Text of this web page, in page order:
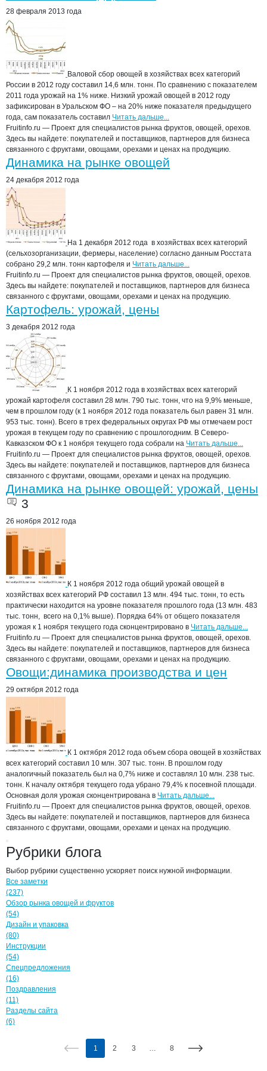
28 февраля 2013 года
Валовой сбор овощей в хозяйствах всех категорий
России в 2012 году составил 14,6 млн. тонн. По сравнению с показателем
2011 года урожай на 1% ниже. Низкий урожай овощей в 2012 году
зафиксирован в Уральском ФО – на 20% ниже показателя предыдущего
года, сам показатель составил Читать дальше...
Fruitinfo.ru — Проект для специалистов рынка фруктов, овощей, орехов.
Здесь вы найдете: покупателей и поставщиков, партнеров для бизнеса
связанного с фруктами, овощами, орехами и ценах на продукцию.
Динамика на рынке овощей
24 декабря 2012 года
На 1 декабря 2012 года в хозяйствах всех категорий
(сельхозорганизации, фермеры, население) согласно данным Росстата
собрано 29,2 млн. тонн картофеля и Читать дальше...
Fruitinfo.ru — Проект для специалистов рынка фруктов, овощей, орехов.
Здесь вы найдете: покупателей и поставщиков, партнеров для бизнеса
связанного с фруктами, овощами, орехами и ценах на продукцию.
Картофель: урожай, цены
3 декабря 2012 года
К 1 ноября 2012 года в хозяйствах всех категорий
урожай картофеля составил 28 млн. 790 тыс. тонн, что на 9,9% меньше,
чем в прошлом году (к 1 ноября 2012 года показатель был равен 31 млн.
953 тыс. тонн). Всего в трех федеральных округах РФ мы отмечаем рост
урожая в текущем году по сравнению с прошлогодним. В Северо-
Кавказском ФО к 1 ноября текущего года собрали на Читать дальше...
Fruitinfo.ru — Проект для специалистов рынка фруктов, овощей, орехов.
Здесь вы найдете: покупателей и поставщиков, партнеров для бизнеса
связанного с фруктами, овощами, орехами и ценах на продукцию.
Динамика на рынке овощей: урожай, цены
3
26 ноября 2012 года
К 1 ноября 2012 года общий урожай овощей в
хозяйствах всех категорий РФ составил 13 млн. 494 тыс. тонн, то есть
практически находится на уровне показателя прошлого года (13 млн. 483
тыс. тонн, всего на 0,1% выше). Порядка 64% от общего показателя
урожая к 1 ноября текущего года сконцентрировано в Читать дальше...
Fruitinfo.ru — Проект для специалистов рынка фруктов, овощей, орехов.
Здесь вы найдете: покупателей и поставщиков, партнеров для бизнеса
связанного с фруктами, овощами, орехами и ценах на продукцию.
Овощи:динамика производства и цен
29 октября 2012 года
К 1 октября 2012 года объем сбора овощей в хозяйствах
всех категорий составил 10 млн. 307 тыс. тонн. В прошлом году
аналогичный показатель был на 0,7% ниже и составлял 10 млн. 238 тыс.
тонн. К началу октября текущего года убрано 79,4% к посевной площади.
Основная доля урожая сконцентрирована в Читать дальше...
Fruitinfo.ru — Проект для специалистов рынка фруктов, овощей, орехов.
Здесь вы найдете: покупателей и поставщиков, партнеров для бизнеса
связанного с фруктами, овощами, орехами и ценах на продукцию.
Рубрики блога
Выбор рубрики существенно ускоряет поиск нужной информации.
Все заметки
(237)
Обзор рынка овощей и фруктов
(54)
Дизайн и упаковка
(80)
Инструкции
(54)
Спецпредложения
(16)
Поздравления
(11)
Разделы сайта
(6)
1 2 3 … 8